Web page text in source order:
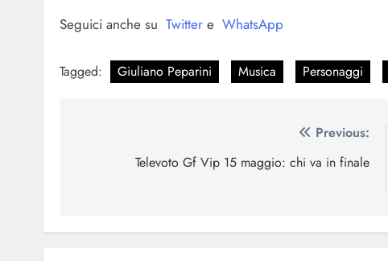
Seguici anche su Twitter e WhatsApp
Tagged: Giuliano Peparini Musica Personaggi
articoli
Previous:
Televoto Gf Vip 15 maggio: chi va in finale